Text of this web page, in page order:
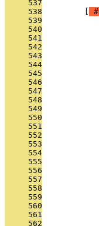
     537
     538
#
     539
     540
     541
     542
     543
     544
     545
     546
     547
     548
     549
     550
     551
     552
     553
     554
     555
     556
     557
     558
     559
     560
     561
     562